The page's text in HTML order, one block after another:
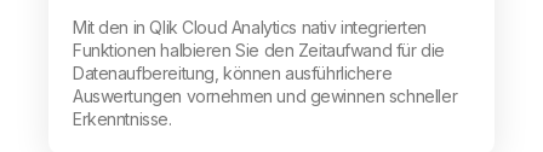
Mit den in Qlik Cloud Analytics nativ integrierten
Funktionen halbieren Sie den Zeitaufwand für die
Datenaufbereitung, können ausführlichere
Auswertungen vornehmen und gewinnen schneller
Erkenntnisse.